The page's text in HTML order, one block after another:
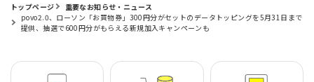
トップページ
重要なお知らせ・ニュース
povo2.0、ローソン「お買物券」300円分がセットのデータトッピングを5月31日まで
提供、抽選で600円分がもらえる新規加入キャンペーンも